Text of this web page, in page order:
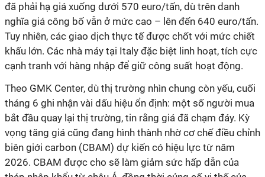
đã phải hạ giá xuống dưới 570 euro/tấn, dù trên danh
nghĩa giá công bố vẫn ở mức cao – lên đến 640 euro/tấn.
Tuy nhiên, các giao dịch thực tế được chốt với mức chiết
khấu lớn. Các nhà máy tại Italy đặc biệt linh hoạt, tích cực
cạnh tranh với hàng nhập để giữ công suất hoạt động.
Theo GMK Center, dù thị trường nhìn chung còn yếu, cuối
tháng 6 ghi nhận vài dấu hiệu ổn định: một số người mua
bắt đầu quay lại thị trường, tin rằng giá đã chạm đáy. Kỳ
vọng tăng giá cũng đang hình thành nhờ cơ chế điều chỉnh
biên giới carbon (CBAM) dự kiến có hiệu lực từ năm
2026. CBAM được cho sẽ làm giảm sức hấp dẫn của